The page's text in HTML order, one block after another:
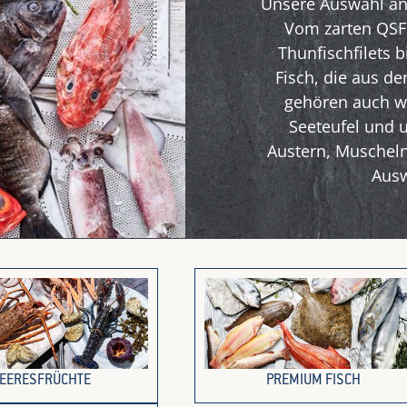
Vom zarten
Thunfischfilets
Fisch, die aus
gehören auch
Seeteufel und
Austern,
PREMIUM FISCH